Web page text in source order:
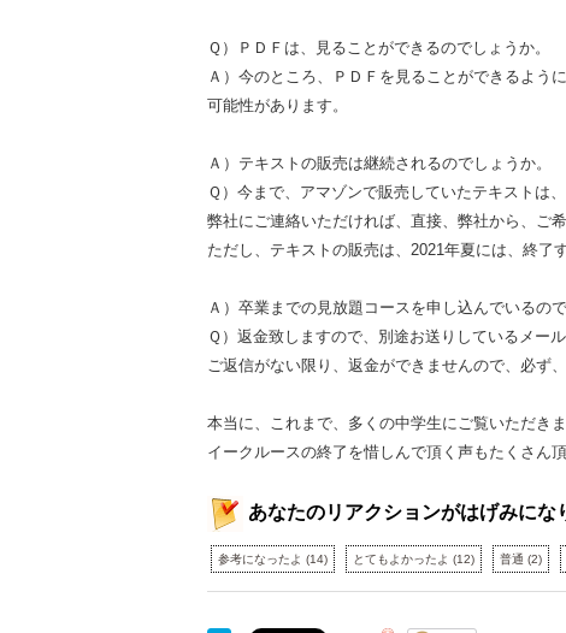
Ｑ）ＰＤＦは、見ることができるのでしょうか。
Ａ）今のところ、ＰＤＦを見ることができるよう
可能性があります。
Ａ）テキストの販売は継続されるのでしょうか。
Ｑ）今まで、アマゾンで販売していたテキストは
弊社にご連絡いただければ、直接、弊社から、ご
ただし、テキストの販売は、2021年夏には、終了
Ａ）卒業までの見放題コースを申し込んでいるの
Ｑ）返金致しますので、別途お送りしているメー
ご返信がない限り、返金ができませんので、必ず
本当に、これまで、多くの中学生にご覧いただき
イークルースの終了を惜しんで頂く声もたくさん
あなたのリアクションがはげみにな
参考になったよ (14) とてもよかったよ (12) 普通 (2)